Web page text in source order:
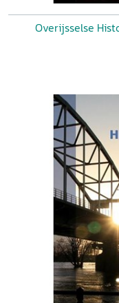
Overijsselse